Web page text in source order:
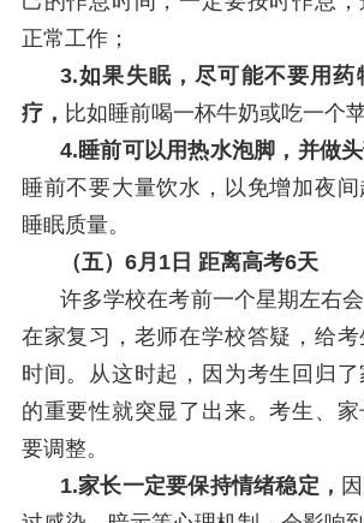
正常工作；
3.如果失眠，尽可能不要用药
疗， 比如睡前喝一杯牛奶或吃一个
4.睡前可以用热水泡脚，并做
睡前不要大量饮水，以免增加夜
睡眠质量。
（五）6月1日 距离高考6天
许多学校在考前一个星期左右
在家复习，老师在学校答疑，给
时间。从这时起，因为考生回归
的重要性就突显了出来。考生、
要调整。
1.家长一定要保持情绪稳定，